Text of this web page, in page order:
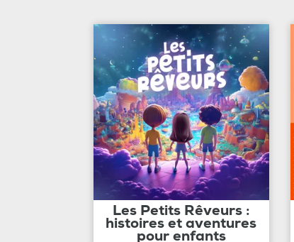
Les Petits Rêveurs :
histoires et aventures
pour enfants